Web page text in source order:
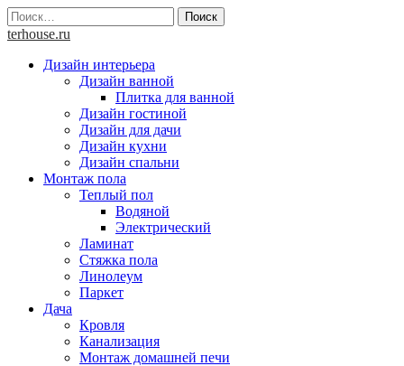
Skip
to
Найти:
terhouse.ru
Дизайн интерьера
Дизайн ванной
Плитка для ванной
Дизайн гостиной
Дизайн для дачи
Дизайн кухни
Дизайн спальни
Монтаж пола
Теплый пол
Водяной
Электрический
Ламинат
Стяжка пола
Линолеум
Паркет
Дача
Кровля
Канализация
Монтаж домашней печи